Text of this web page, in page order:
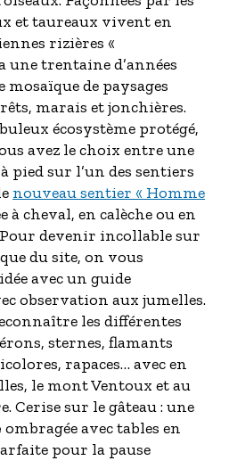
et taureaux vivent en
rizières «
une trentaine d’années
de paysages
marais et jonchières.
écosystème protégé,
avez le choix entre une
pied sur l’un des sentiers
nouveau sentier « Homme
à cheval, en calèche ou en
devenir incollable sur
du site, on vous
avec un guide
observation aux jumelles.
les différentes
sternes, flamants
rapaces… avec en
le mont Ventoux et au
Cerise sur le gâteau : une
ombragée avec tables en
pour la pause